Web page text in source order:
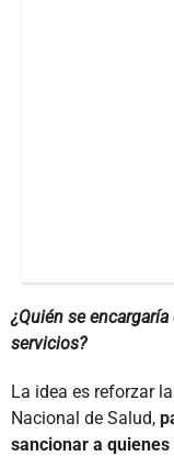
¿Quién se
servicios?
La idea es reforzar
Nacional de Salud,
sancionar a